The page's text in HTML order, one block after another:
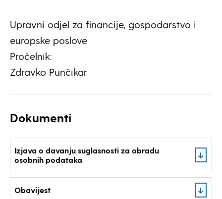
Upravni odjel za financije, gospodarstvo i
europske poslove
Pročelnik:
Zdravko Punčikar
Dokumenti
Izjava o davanju suglasnosti za obradu
osobnih podataka
Obavijest